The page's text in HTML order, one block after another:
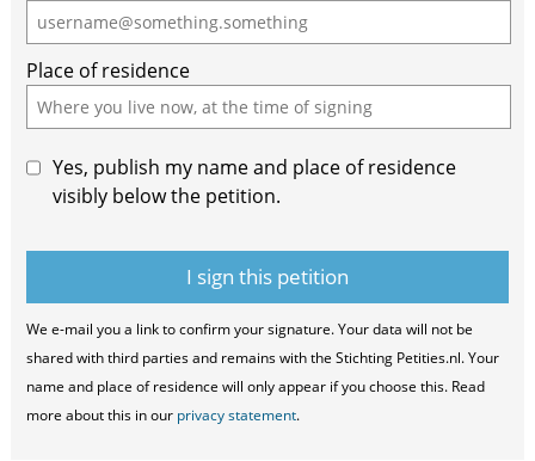
Place of residence
Yes, publish my name and place of residence
visibly below the petition.
We e-mail you a link to confirm your signature. Your data will not be
shared with third parties and remains with the Stichting Petities.nl. Your
name and place of residence will only appear if you choose this. Read
more about this in our privacy statement.